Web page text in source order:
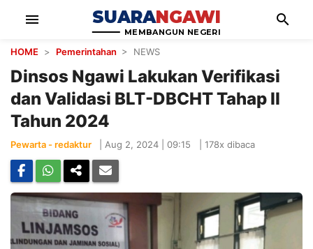
menu SUARANGAWI
MEMBANGUN NEGERI
search
HOME > Pemerintahan > NEWS
Dinsos Ngawi Lakukan Verifikasi
dan Validasi BLT-DBCHT Tahap ll
Tahun 2024
Pewarta - redaktur Aug 2, 2024 | 09:15 178x dibaca